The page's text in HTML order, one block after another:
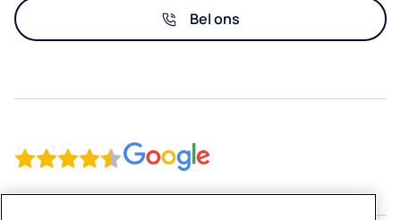
Evenementen
Bel ons